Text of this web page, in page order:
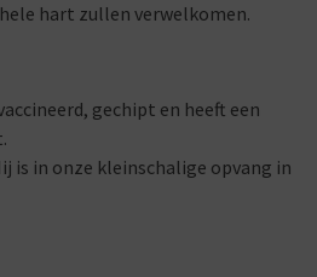
hart zullen verwelkomen.
gechipt en heeft een
is in onze kleinschalige opvang in